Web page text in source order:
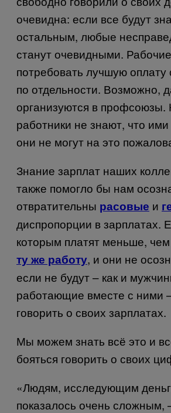
очевидна: если все будут
остальным, любые
станут очевидными.
потребовать лучшую оплату
по отдельности. Возможно,
организуются в профсоюзы.
работники не знают, что
они не могут на это
Знание зарплат наших
также помогло бы нам
отвратительны расовые и
диспропорции в зарплатах.
которым платят меньше,
ту же работу, и они не
если не будут – как и
работающие вместе с ними
говорить о своих зарплатах.
Мы можем знать всё это и
бояться говорить о своих
«Людям, исследующим
показалось очень сложным,